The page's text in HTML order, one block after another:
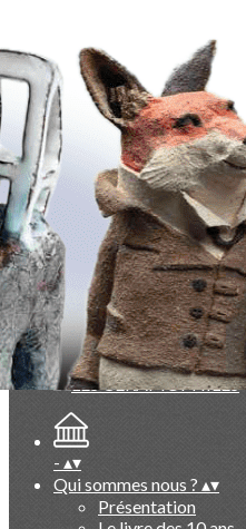
Exporter toutes les colonnes
Exporter uniquement les
Menu
La Lettre des
Points de vue, partis pris
Collectionneurs
Artistes
Faits marquants
Ajoutez un logo, un bouton,
Cliquez pour éditer
- ▴▾
Qui sommes nous ? ▴▾
Présentation